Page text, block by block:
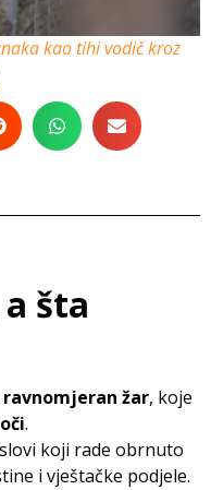
kao tihi vodič kroz
šta
žar, koje
.
koji rade obrnuto
i vještačke podjele.